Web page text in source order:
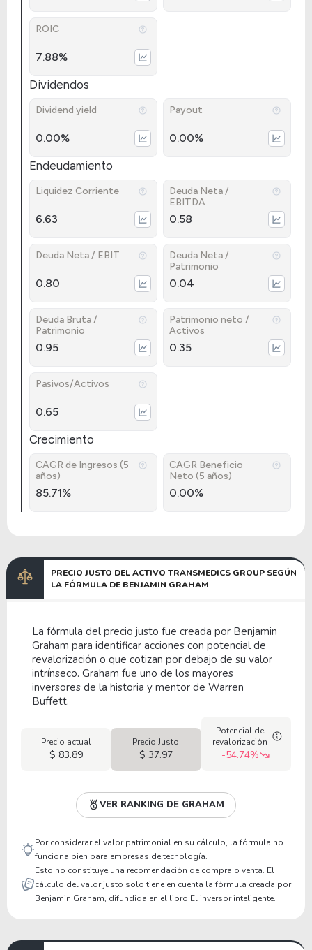
ROIC
7.88%
Dividendos
Dividend yield
0.00%
Payout
0.00%
Endeudamiento
Liquidez Corriente
6.63
Deuda Neta /
EBITDA
0.58
Deuda Neta / EBIT
0.80
Deuda Neta /
Patrimonio
0.04
Deuda Bruta /
Patrimonio
0.95
Patrimonio neto /
Activos
0.35
Pasivos/Activos
0.65
Crecimiento
CAGR de Ingresos (5
años)
85.71%
CAGR Beneficio
Neto (5 años)
0.00%
PRECIO JUSTO DEL ACTIVO TRANSMEDICS GROUP SEGÚN
LA FÓRMULA DE BENJAMIN GRAHAM
La fórmula del precio justo fue creada por Benjamin
Graham para identificar acciones con potencial de
revalorización o que cotizan por debajo de su valor
intrínseco. Graham fue uno de los mayores
inversores de la historia y mentor de Warren
Buffett.
Precio actual
$ 83.89
Precio Justo
$ 37.97
Potencial de
revalorización
-54.74%
VER RANKING DE GRAHAM
Por considerar el valor patrimonial en su cálculo, la fórmula no
funciona bien para empresas de tecnología.
Esto no constituye una recomendación de compra o venta. El
cálculo del valor justo solo tiene en cuenta la fórmula creada por
Benjamin Graham, difundida en el libro El inversor inteligente.